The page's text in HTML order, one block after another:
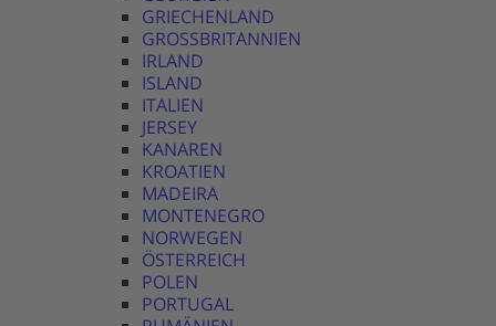
GRIECHENLAND
GROSSBRITANNIEN
IRLAND
ISLAND
ITALIEN
JERSEY
KANAREN
KROATIEN
MADEIRA
MONTENEGRO
NORWEGEN
ÖSTERREICH
POLEN
PORTUGAL